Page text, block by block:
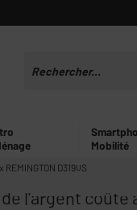
Mobilité
D3190S
l'argent coûte